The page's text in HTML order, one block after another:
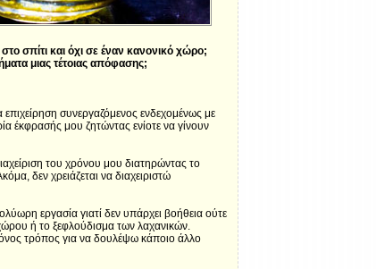
σπίτι και όχι σε έναν κανονικό χώρο;
μιας τέτοιας απόφασης;
συνεργαζόμενος ενδεχομένως με
έκφρασής μου ζητώντας ενίοτε να γίνουν
του χρόνου μου διατηρώντας το
δεν χρειάζεται να διαχειριστώ
εργασία γιατί δεν υπάρχει βοήθεια ούτε
ή το ξεφλούδισμα των λαχανικών.
τρόπος για να δουλέψω κάποιο άλλο